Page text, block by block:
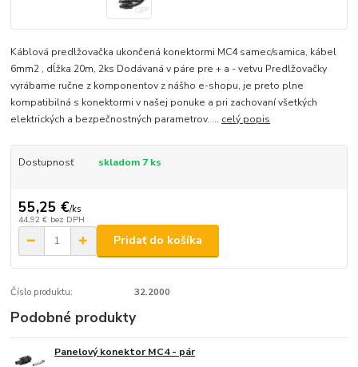
Káblová predlžovačka ukončená konektormi MC4 samec/samica, kábel
6mm2 , dĺžka 20m, 2ks Dodávaná v páre pre + a - vetvu Predlžovačky
vyrábame ručne z komponentov z nášho e-shopu, je preto plne
kompatibilná s konektormi v našej ponuke a pri zachovaní všetkých
elektrických a bezpečnostných parametrov. ... celý popis
Dostupnosť skladom 7 ks
55,25 €/ks
44,92 € bez DPH
Pridať do košíka
Číslo produktu: 32.2000
Podobné produkty
Panelový konektor MC4 - pár